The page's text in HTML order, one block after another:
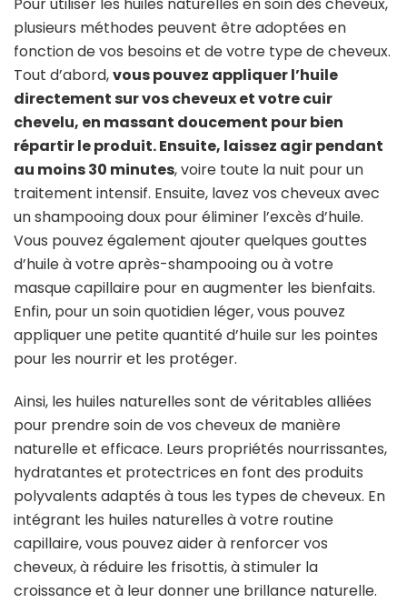
Pour utiliser les huiles naturelles en soin des cheveux,
plusieurs méthodes peuvent être adoptées en
fonction de vos besoins et de votre type de cheveux.
Tout d’abord,vous pouvez appliquer l’huile
directement sur vos cheveux et votre cuir
chevelu, en massant doucement pour bien
répartir le produit. Ensuite, laissez agir pendant
au moins 30 minutes, voire toute la nuit pour un
traitement intensif. Ensuite, lavez vos cheveux avec
un shampooing doux pour éliminer l’excès d’huile.
Vous pouvez également ajouter quelques gouttes
d’huile à votre après-shampooing ou à votre
masque capillaire pour en augmenter les bienfaits.
Enfin, pour un soin quotidien léger, vous pouvez
appliquer une petite quantité d’huile sur les pointes
pour les nourrir et les protéger.
Ainsi, les huiles naturelles sont de véritables alliées
pour prendre soin de vos cheveux de manière
naturelle et efficace. Leurs propriétés nourrissantes,
hydratantes et protectrices en font des produits
polyvalents adaptés à tous les types de cheveux. En
intégrant les huiles naturelles à votre routine
capillaire, vous pouvez aider à renforcer vos
cheveux, à réduire les frisottis, à stimuler la
croissance et à leur donner une brillance naturelle.